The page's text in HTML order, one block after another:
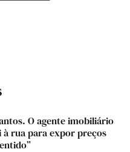
O agente imobiliário
à rua para expor preços